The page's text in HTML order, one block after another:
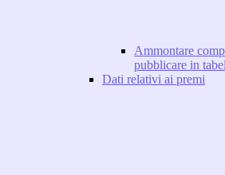
Ammontare
pubblicare in
Dati relativi ai premi